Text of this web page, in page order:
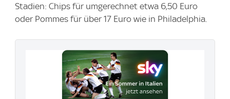
Stadien: Chips für umgerechnet etwa 6,50 Euro
oder Pommes für über 17 Euro wie in Philadelphia.